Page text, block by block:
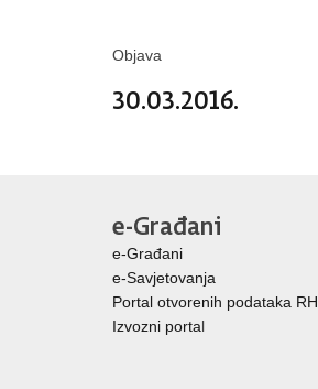
Objava
30.03.2016.
e-Građani
e-Građani
e-Savjetovanja
Portal otvorenih podataka RH
Izvozni portal